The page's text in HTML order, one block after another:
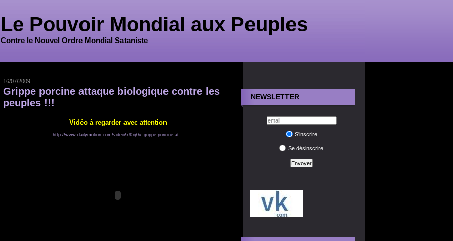
Le Pouvoir Mondial aux Peuples
Contre le Nouvel Ordre Mondial Sataniste
NEWSLETTER
S'inscrire
Se désinscrire
16/07/2009
Grippe porcine attaque biologique contre les
peuples !!!
Vidéo à regarder avec attention
http://www.dailymotion.com/video/x95q0u_grippe-porcine-at...